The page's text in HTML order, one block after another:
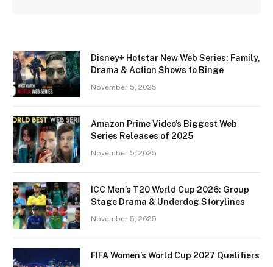
Disney+ Hotstar New Web Series: Family,
Drama & Action Shows to Binge
November 5, 2025
Amazon Prime Video’s Biggest Web
Series Releases of 2025
November 5, 2025
ICC Men’s T20 World Cup 2026: Group
Stage Drama & Underdog Storylines
November 5, 2025
FIFA Women’s World Cup 2027 Qualifiers